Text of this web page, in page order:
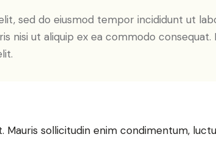
sed do eiusmod tempor incididunt ut
nisi ut aliquip ex ea commodo
sollicitudin enim condimentum,